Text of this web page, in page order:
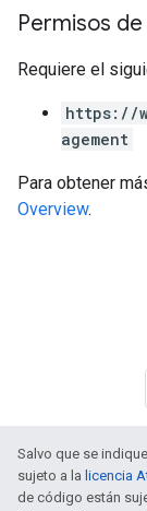
Permisos
Requiere el
https://
agement
Para obtener
Overview.
Salvo que se
sujeto a la licencia
de código están